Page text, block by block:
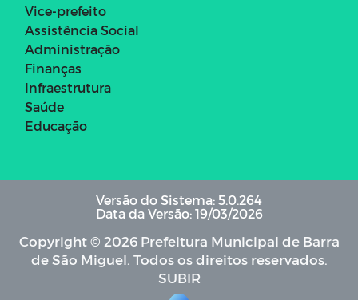
Vice-prefeito
Assistência Social
Administração
Finanças
Infraestrutura
Saúde
Educação
Versão do Sistema: 5.0.264
Data da Versão: 19/03/2026
Copyright © 2026 Prefeitura Municipal de Barra
de São Miguel. Todos os direitos reservados.
SUBIR